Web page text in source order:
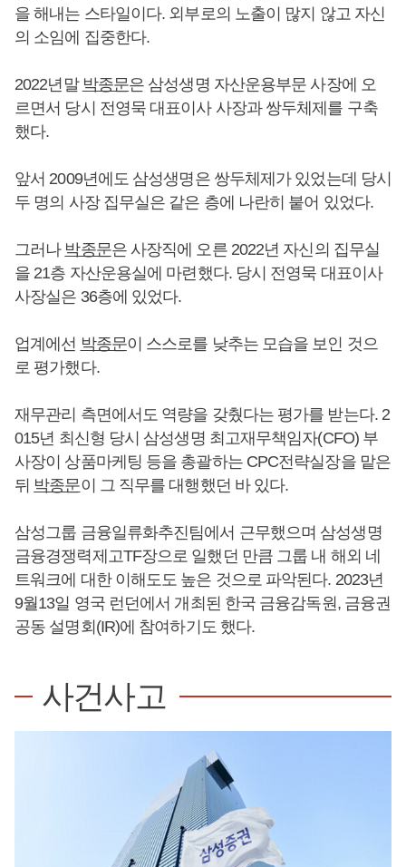
을 해내는 스타일이다. 외부로의 노출이 많지 않고 자신
의 소임에 집중한다.
2022년말 박종문은 삼성생명 자산운용부문 사장에 오
르면서 당시 전영묵 대표이사 사장과 쌍두체제를 구축
했다.
앞서 2009년에도 삼성생명은 쌍두체제가 있었는데 당시
두 명의 사장 집무실은 같은 층에 나란히 붙어 있었다.
그러나 박종문은 사장직에 오른 2022년 자신의 집무실
을 21층 자산운용실에 마련했다. 당시 전영묵 대표이사
사장실은 36층에 있었다.
업계에선 박종문이 스스로를 낮추는 모습을 보인 것으
로 평가했다.
재무관리 측면에서도 역량을 갖췄다는 평가를 받는다. 2
015년 최신형 당시 삼성생명 최고재무책임자(CFO) 부
사장이 상품마케팅 등을 총괄하는 CPC전략실장을 맡은
뒤 박종문이 그 직무를 대행했던 바 있다.
삼성그룹 금융일류화추진팀에서 근무했으며 삼성생명
금융경쟁력제고TF장으로 일했던 만큼 그룹 내 해외 네
트워크에 대한 이해도도 높은 것으로 파악된다. 2023년
9월13일 영국 런던에서 개최된 한국 금융감독원, 금융권
공동 설명회(IR)에 참여하기도 했다.
사건사고